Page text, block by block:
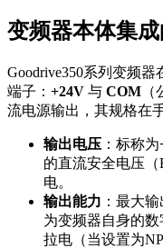
变频器本体集
Goodrive350系列变频
端子： +24V 与 COM
流电源输出，其规格在
输出电压 ：标称为
的直流安全电压
电。
输出能力 ：最大
为变频器自身的
拉电（当设置为